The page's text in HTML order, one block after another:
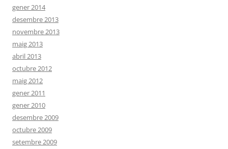
gener 2014
desembre 2013
novembre 2013
maig 2013
abril 2013
octubre 2012
maig 2012
gener 2011
gener 2010
desembre 2009
octubre 2009
setembre 2009